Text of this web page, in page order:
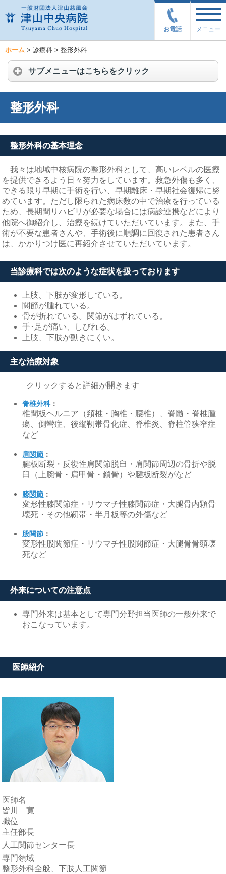
メニュー
お電話
ホーム > 診療科 > 整形外科
サブメニューはこちらをクリック
整形外科
整形外科の基本理念
我々は地域中核病院の整形外科として、高いレベルの医療
を提供できるよう日々努力をしています。救急外傷も多く、
できる限り早期に手術を行い、早期離床・早期社会復帰に努
めています。ただし限られた病床数の中で治療を行っている
ため、長期間リハビリが必要な場合には病診連携などにより
他院へ御紹介し、治療を続けていただいています。また、手
術が不要な患者さんや、手術後に順調に回復された患者さん
は、かかりつけ医に再紹介させていただいています。
当診療科では次のような症状を扱っております
上肢、下肢が変形している。
関節が腫れている。
骨が折れている。関節がはずれている。
手･足が痛い、しびれる。
上肢、下肢が動きにくい。
主な治療対象
クリックすると詳細が開きます
脊椎外科 ：
椎間板ヘルニア（頚椎・胸椎・腰椎）、脊髄・脊椎腫
瘍、側彎症、後縦靭帯骨化症、脊椎炎、脊柱管狭窄症
など
肩関節 ：
腱板断裂・反復性肩関節脱臼・肩関節周辺の骨折や脱
臼（上腕骨・肩甲骨・鎖骨）や腱板断裂がなど
膝関節 ：
変形性膝関節症・リウマチ性膝関節症・大腿骨内顆骨
壊死・その他靭帯・半月板等の外傷など
股関節 ：
変形性股関節症・リウマチ性股関節症・大腿骨骨頭壊
死など
外来についての注意点
専門外来は基本として専門分野担当医師の一般外来で
おこなっています。
医師紹介
医師名
皆川 寛
職位
主任部長
人工関節センター長
専門領域
整形外科全般、下肢人工関節